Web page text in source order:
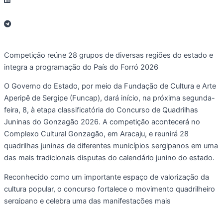
Competição reúne 28 grupos de diversas regiões do estado e
integra a programação do País do Forró 2026
O Governo do Estado, por meio da Fundação de Cultura e Arte
Aperipê de Sergipe (Funcap), dará início, na próxima segunda-
feira, 8, à etapa classificatória do Concurso de Quadrilhas
Juninas do Gonzagão 2026. A competição acontecerá no
Complexo Cultural Gonzagão, em Aracaju, e reunirá 28
quadrilhas juninas de diferentes municípios sergipanos em uma
das mais tradicionais disputas do calendário junino do estado.
Reconhecido como um importante espaço de valorização da
cultura popular, o concurso fortalece o movimento quadrilheiro
sergipano e celebra uma das manifestações mais